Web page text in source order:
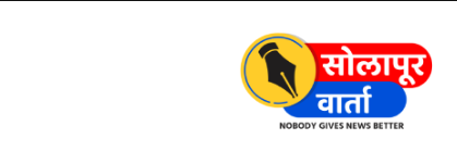
Solapur
Varta